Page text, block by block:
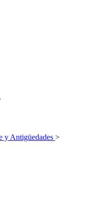
y Antigüedades >